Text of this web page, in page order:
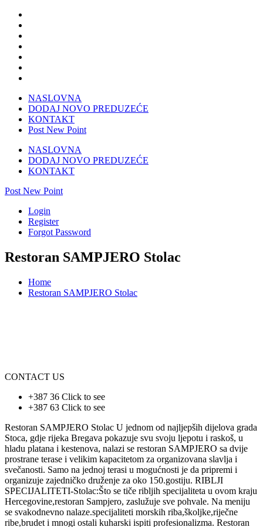
NASLOVNA
DODAJ NOVO PREDUZEĆE
KONTAKT
Post New Point
NASLOVNA
DODAJ NOVO PREDUZEĆE
KONTAKT
Post New Point
Login
Register
Forgot Password
Restoran SAMPJERO Stolac
Home
Restoran SAMPJERO Stolac
CONTACT US
+387 36 Click to see
+387 63 Click to see
Restoran SAMPJERO Stolac U jednom od najljepših dijelova grada
Stoca, gdje rijeka Bregava pokazuje svu svoju ljepotu i raskoš, u
hladu platana i kestenova, nalazi se restoran SAMPJERO sa dvije
prostrane terase i velikim kapacitetom za organizovana slavlja i
svečanosti. Samo na jednoj terasi u mogućnosti je da pripremi i
organizuje zajedničko druženje za oko 150.gostiju. RIBLJI
SPECIJALITETI-Stolac:Što se tiče ribljih specijaliteta u ovom kraju
Hercegovine,restoran Sampjero, zaslužuje sve pohvale. Na meniju
se svakodnevno nalaze.specijaliteti morskih riba,školjke,riječne
ribe,brudet i mnogi ostali kuharski ispiti profesionalizma. Restoran